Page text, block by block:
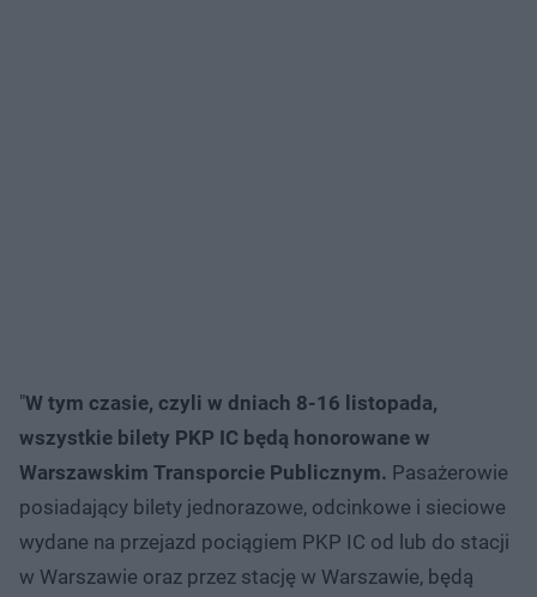
"W tym czasie, czyli w dniach 8-16 listopada,
wszystkie bilety PKP IC będą honorowane w
Warszawskim Transporcie Publicznym. Pasażerowie
posiadający bilety jednorazowe, odcinkowe i sieciowe
wydane na przejazd pociągiem PKP IC od lub do stacji
w Warszawie oraz przez stację w Warszawie, będą